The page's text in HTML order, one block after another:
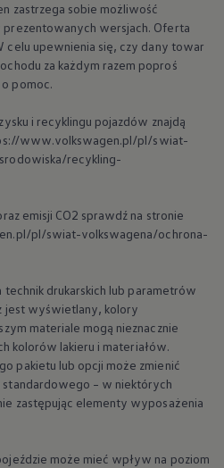
zastrzega sobie możliwość
prezentowanych wersjach. Oferta
celu upewnienia się, czy dany towar
za każdym razem poproś
pomoc.
i recyklingu pojazdów znajdą
www.volkswagen.pl/pl/swiat-
recykling-
emisji CO2 sprawdź na stronie
pl/swiat-volkswagena/ochrona-
technik drukarskich lub parametrów
jest wyświetlany, kolory
materiale mogą nieznacznie
kolorów lakieru i materiałów.
pakietu lub opcji może zmienić
– w niektórych
zastępując elementy wyposażenia
może mieć wpływ na poziom